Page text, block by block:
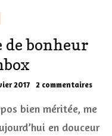
de bonheur
2017 2 commentairessur
je
lève
bien méritée, me
en douceur